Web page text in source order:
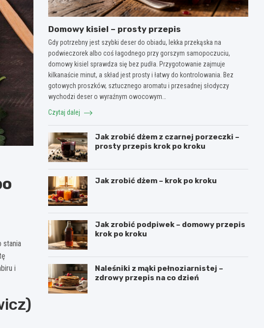
stania
i
Domowy kisiel – prosty przepis
Gdy potrzebny jest szybki deser do obiadu, lekka przekąska na
podwieczorek albo coś łagodnego przy gorszym samopoczuciu,
domowy kisiel sprawdza się bez pudła. Przygotowanie zajmuje
kilkanaście minut, a skład jest prosty i łatwy do kontrolowania. Bez
gotowych proszków, sztucznego aromatu i przesadnej słodyczy
wychodzi deser o wyraźnym owocowym…
Czytaj dalej
Jak zrobić dżem z czarnej porzeczki –
prosty przepis krok po kroku
Jak zrobić dżem – krok po kroku
Jak zrobić podpiwek – domowy przepis
krok po kroku
Naleśniki z mąki pełnoziarnistej –
zdrowy przepis na co dzień